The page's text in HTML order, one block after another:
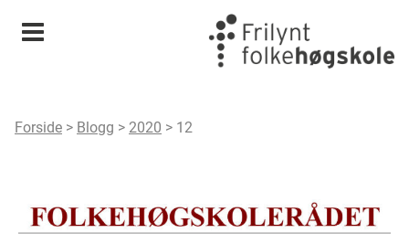
Meny
Forside > Blogg > 2020 > 12